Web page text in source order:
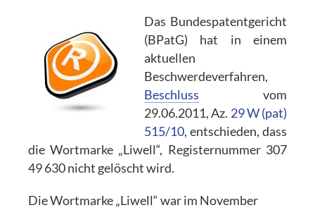
Das Bundespatentgericht
(BPatG) hat in einem
aktuellen
Beschwerdeverfahren,
Beschluss vom
29.06.2011, Az. 29 W (pat)
515/10, entschieden, dass
die Wortmarke „Liwell“, Registernummer 307
49 630 nicht gelöscht wird.
Die Wortmarke „Liwell“ war im November